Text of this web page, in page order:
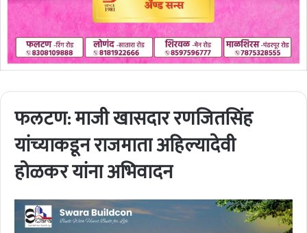
फलटण: माजी खासदार रणजितसिंह
यांच्याकडून राजमाता अहिल्यादेवी
होळकर यांना अभिवादन